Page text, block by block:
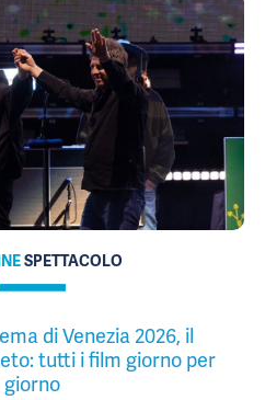
SPETTACOLO
di Venezia 2026, il
tutti i film giorno per
giorno